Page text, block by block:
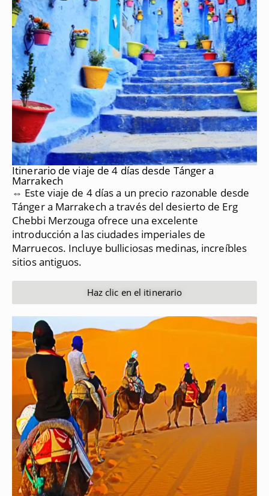
Itinerario de viaje de 4 días desde Tánger a
Marrakech
⇔ Este viaje de 4 días a un precio razonable desde
Tánger a Marrakech a través del desierto de Erg
Chebbi Merzouga ofrece una excelente
introducción a las ciudades imperiales de
Marruecos. Incluye bulliciosas medinas, increíbles
sitios antiguos.
Haz clic en el itinerario